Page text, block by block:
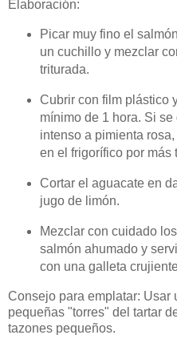
Elaboración:
Picar muy fino el
un cuchillo y mezclar
triturada.
Cubrir con film plástico
mínimo de 1 hora. Si
intenso a pimienta
en el frigorífico por más
Cortar el aguacate en
jugo de limón.
Mezclar con cuidado
salmón ahumado y
con una galleta
Consejo para emplatar: Usar
pequeñas "torres" del tartar
tazones pequeños.